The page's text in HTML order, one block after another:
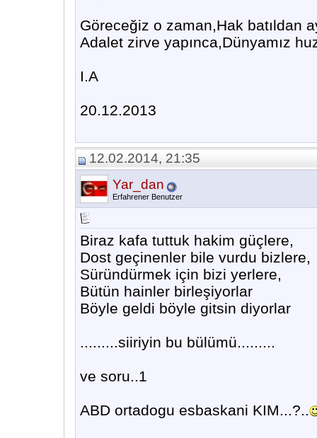
Göreceğiz o zaman,Hak batıldan
Adalet zirve yapınca,Dünyamız
I.A
20.12.2013
12.02.2014, 21:35
Yar_dan
Erfahrener Benutzer
Biraz kafa tuttuk hakim güçlere,
Dost geçinenler bile vurdu bizlere,
Süründürmek için bizi yerlere,
Bütün hainler birleşiyorlar
Böyle geldi böyle gitsin diyorlar
.........siiriyin bu bülümü.........
ve soru..1
ABD ortadogu esbaskani KIM...?..